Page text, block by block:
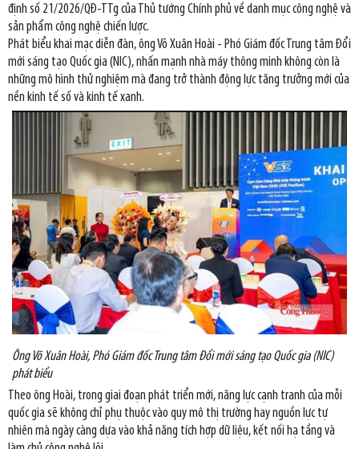
định số 21/2026/QĐ-TTg của Thủ tướng Chính phủ về danh mục công nghệ và
sản phẩm công nghệ chiến lược.
Phát biểu khai mạc diễn đàn, ông Võ Xuân Hoài - Phó Giám đốc Trung tâm Đổi
mới sáng tạo Quốc gia (NIC), nhấn mạnh nhà máy thông minh không còn là
những mô hình thử nghiệm mà đang trở thành động lực tăng trưởng mới của
nền kinh tế số và kinh tế xanh.
Ông Võ Xuân Hoài, Phó Giám đốc Trung tâm Đổi mới sáng tạo Quốc gia (NIC)
phát biểu
Theo ông Hoài, trong giai đoạn phát triển mới, năng lực cạnh tranh của mỗi
quốc gia sẽ không chỉ phụ thuộc vào quy mô thị trường hay nguồn lực tự
nhiên mà ngày càng dựa vào khả năng tích hợp dữ liệu, kết nối hạ tầng và